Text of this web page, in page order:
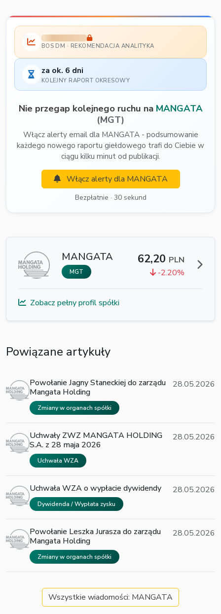
BOS DM · REKOMENDACJA ANALITYKA
za ok. 6 dni
KOLEJNY RAPORT OKRESOWY
Nie przegap kolejnego ruchu na MANGATA
(MGT)
Włącz alerty email dla MANGATA - podsumowanie
każdego nowego raportu giełdowego trafi do Ciebie w
ciągu kilku minut od publikacji.
Włącz alerty dla MANGATA
Bezpłatnie · 30 sekund
MANGATA
MGT
62,20 PLN
-2.20%
Zobacz pełny profil spółki
Powiązane artykuły
Powołanie Jagny Staneckiej do zarządu
Mangata Holding
Zmiany w organach spółki
28.05.2026
Uchwały ZWZ MANGATA HOLDING
S.A. z 28 maja 2026
Uchwała WZA
28.05.2026
Uchwała WZA o wypłacie dywidendy
Dywidenda / Wypłata zysku
28.05.2026
Powołanie Leszka Jurasza do zarządu
Mangata Holding
Zmiany w organach spółki
28.05.2026
Wszystkie wiadomości: MANGATA